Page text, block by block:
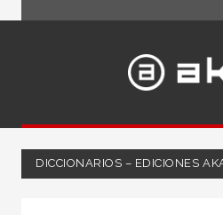
DICCIONARIOS – EDICIONES